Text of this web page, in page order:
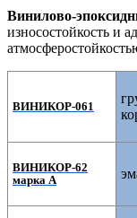
Винилово-
износостойкость и
ВИНИКОР-061
ВИНИКОР-62
марка А